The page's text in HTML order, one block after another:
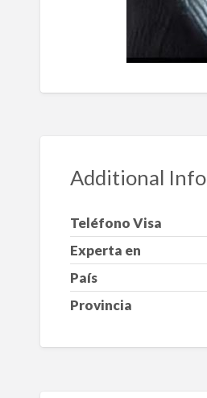
Additional Info
Teléfono Visa
Experta en
País
Provincia